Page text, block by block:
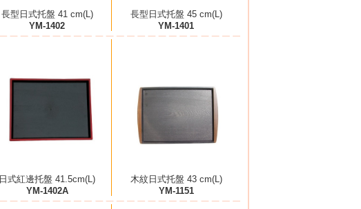
長型日式托盤 41 cm(L)
YM-1402
長型日式托盤 45 cm(L)
YM-1401
日式紅邊托盤 41.5cm(L)
YM-1402A
木紋日式托盤 43 cm(L)
YM-1151